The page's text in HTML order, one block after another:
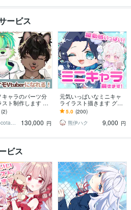
ービス
キャラのパーツ分
ト制作します 顔
ケケモVtuberに
い方、お任せくだ
(2)
Mocota（もこた）
130,000 円
元気いっぱいなミニキャ
ライラスト描きます グッ
ズ/動画/スタンプ/などに
5.0 (200)
熊伊ハク
9,000 円
ビス